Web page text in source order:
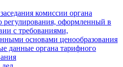
комиссии органа
регулирования, оформленный в
с требованиями,
основами ценообразования
данные органа тарифного